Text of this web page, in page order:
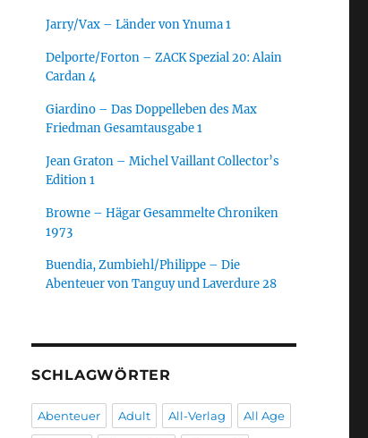
Jarry/Vax – Länder von Ynuma 1
Delporte/Forton – ZACK Spezial 20: Alain
Cardan 4
Giardino – Das Doppelleben des Max
Friedman Gesamtausgabe 1
Jean Graton – Michel Vaillant Collector’s
Edition 1
Browne – Hägar Gesammelte Chroniken
1973
Buendia, Zumbiehl/Philippe – Die
Abenteuer von Tanguy und Laverdure 28
SCHLAGWÖRTER
Abenteuer Adult All-Verlag All Age